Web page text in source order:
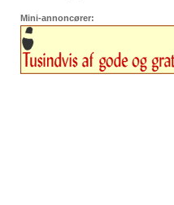
Mini-annoncører: